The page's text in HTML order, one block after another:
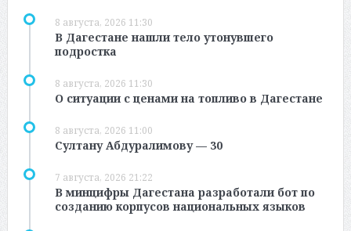
8 августа, 2026 11:30
В Дагестане нашли тело утонувшего
подростка
8 августа, 2026 11:30
О ситуации с ценами на топливо в Дагестане
8 августа, 2026 11:00
Султану Абдуралимову — 30
7 августа, 2026 21:22
В минцифры Дагестана разработали бот по
созданию корпусов национальных языков